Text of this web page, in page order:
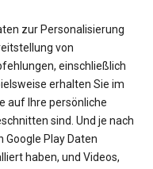
zur Personalisierung
von
einschließlich
erhalten Sie im
auf Ihre persönliche
sind. Und je nach
Play Daten
haben, und Videos,